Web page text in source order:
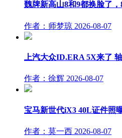
魏牌新高山8和9都换脸了
作者：师梦琼 2026-08-07
上汽大众ID.ERA 5X来了
作者：徐辉 2026-08-07
宝马新世代iX3 40L证件照
作者：莫一西 2026-08-07